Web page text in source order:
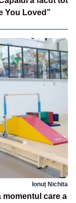
You Loved”
Ionuț Nichita
momentul care a